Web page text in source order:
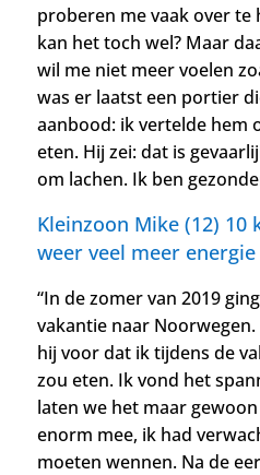
proberen me vaak over te
kan het toch wel? Maar
wil me niet meer voelen
was er laatst een portier
aanbood: ik vertelde hem
eten. Hij zei: dat is
om lachen. Ik ben
Kleinzoon Mike (12) 10
weer veel meer energie
“In de zomer van 2019
vakantie naar
hij voor dat ik tijdens de
zou eten. Ik vond het
laten we het maar
enorm mee, ik had
moeten wennen. Na de